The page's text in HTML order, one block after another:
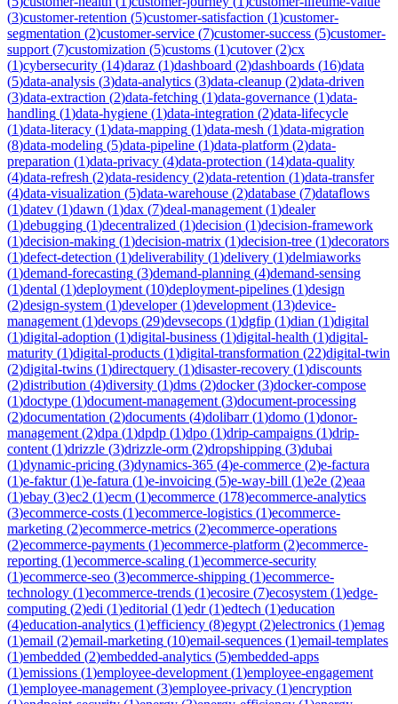
(3)customer-retention (5)customer-satisfaction (1)customer-
segmentation (2)customer-service (7)customer-success (5)customer-
support (7)customization (5)customs (1)cutover(2)cx
(1)cybersecurity (14)daraz (1)dashboard (2)dashboards (16)data
(5)data-analysis (3)data-analytics (3)data-cleanup (2)data-driven
(3)data-extraction (2)data-fetching (1)data-governance (1)data-
handling (1)data-hygiene (1)data-integration (2)data-lifecycle
(1)data-literacy (1)data-mapping (1)data-mesh (1)data-migration
(8)data-modeling (5)data-pipeline (1)data-platform (2)data-
preparation (1)data-privacy (4)data-protection (14)data-quality
(4)data-refresh (2)data-residency (2)data-retention (1)data-transfer
(4)data-visualization (5)data-warehouse (2)database (7)dataflows
(1)datev (1)dawn (1)dax (7)deal-management (1)dealer
(1)debugging (1)decentralized (1)decision (1)decision-framework
(1)decision-making (1)decision-matrix (1)decision-tree (1)decorators
(1)defect-detection (1)deliverability (1)delivery (1)delmiaworks
(1)demand-forecasting (3)demand-planning (4)demand-sensing
(1)dental (1)deployment (10)deployment-pipelines (1)design
(2)design-system (1)developer(1)development (13)device-
management (1)devops (29)devsecops (1)dgfip (1)dian (1)digital
(1)digital-adoption (1)digital-business (1)digital-health (1)digital-
maturity (1)digital-products (1)digital-transformation (22)digital-twin
(2)digital-twins (1)directquery (1)disaster-recovery (1)discounts
(2)distribution (4)diversity (1)dms (2)docker(3)docker-compose
(1)doctype (1)document-management (3)document-processing
(2)documentation (2)documents (4)dolibarr(1)domo (1)donor-
management (2)dpa (1)dpdp (1)dpo (1)drip-campaigns (1)drip-
content (1)drizzle (3)drizzle-orm (2)dropshipping (3)dubai
(1)dynamic-pricing (3)dynamics-365 (4)e-commerce (2)e-factura
(1)e-faktur(1)e-fatura (1)e-invoicing (5)e-way-bill (1)e2e (2)eaa
(1)ebay (3)ec2 (1)ecm (1)ecommerce (178)ecommerce-analytics
(3)ecommerce-costs (1)ecommerce-logistics (1)ecommerce-
marketing (2)ecommerce-metrics (2)ecommerce-operations
(2)ecommerce-payments (1)ecommerce-platform (2)ecommerce-
reporting (1)ecommerce-scaling (1)ecommerce-security
(1)ecommerce-seo (3)ecommerce-shipping (1)ecommerce-
technology (1)ecommerce-trends (1)ecosire (7)ecosystem (1)edge-
computing (2)edi (1)editorial (1)edr(1)edtech (1)education
(4)education-analytics (1)efficiency (8)egypt (2)electronics (1)emag
(1)email (2)email-marketing (10)email-sequences (1)email-templates
(1)embedded (2)embedded-analytics (5)embedded-apps
(1)emissions (1)employee-development (1)employee-engagement
(1)employee-management (3)employee-privacy (1)encryption